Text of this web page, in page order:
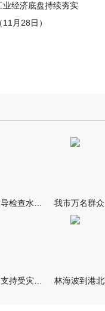
业经济底盘持续夯实
月28日）